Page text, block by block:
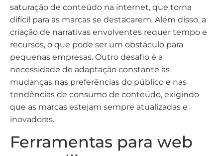
saturação de conteúdo na internet, que torna
difícil para as marcas se destacarem. Além disso, a
criação de narrativas envolventes requer tempo e
recursos, o que pode ser um obstáculo para
pequenas empresas. Outro desafio é a
necessidade de adaptação constante às
mudanças nas preferências do público e nas
tendências de consumo de conteúdo, exigindo
que as marcas estejam sempre atualizadas e
inovadoras.
Ferramentas para web